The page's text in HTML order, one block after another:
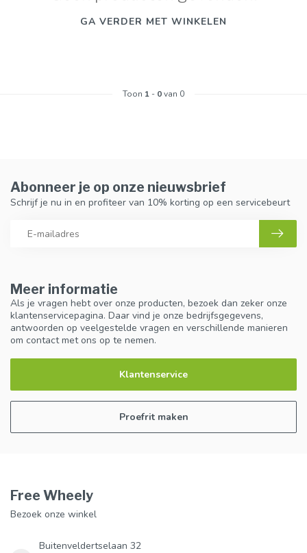
GA VERDER MET WINKELEN
Toon 1 - 0van 0
Meer informatie
Als je vragen hebt over onze producten, bezoek dan zeker onze
klantenservicepagina. Daar vind je onze bedrijfsgegevens,
antwoorden op veelgestelde vragen en verschillende manieren
om contact met ons op te nemen.
Klantenservice
Proefrit maken
Abonneer je op onze nieuwsbrief
Schrijf je nu in en profiteer van 10% korting op een servicebeurt
Free Wheely
Bezoek onze winkel
Buitenveldertselaan 32